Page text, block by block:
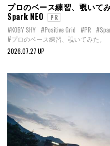
プロのベース練習、覗いて
Spark NEO
PR
#KOBY SHY #Positive Grid #PR
#プロのベース練習、覗いてみた。
2026.07.27 UP